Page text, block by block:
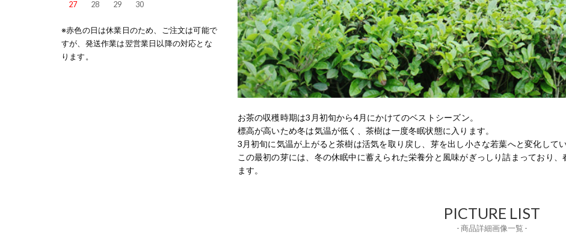
お茶の収穫時期は3月初旬から4月にかけてのベストシーズン。
標高が高いため冬は気温が低く、茶樹は一度冬眠状態に入ります。
3月初旬に気温が上がると茶樹は活気を取り戻し、芽を出し小さな若葉へと変化してい
この最初の芽には、冬の休眠中に蓄えられた栄養分と風味がぎっしり詰まっており
ます。
PICTURE LIST
- 商品詳細画像一覧 -
27
28 29 30
※赤色の日は休業日のため、ご注文は可能で
すが、発送作業は翌営業日以降の対応とな
ります。